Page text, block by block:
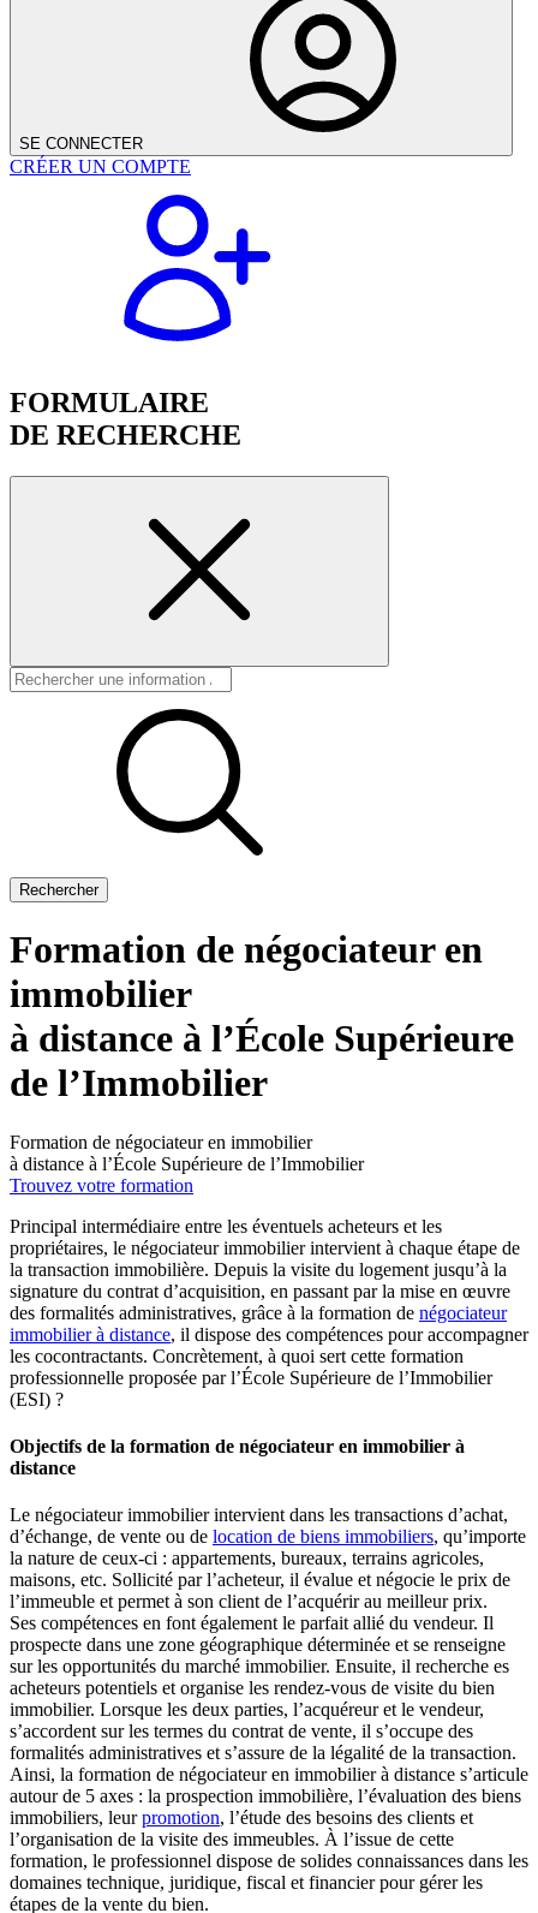
SE CONNECTER
CRÉER UN COMPTE
FORMULAIRE
DE RECHERCHE
Rechercher
Formation de négociateur en
immobilier
à distance à l’École Supérieure
de l’Immobilier
Formation de négociateur en immobilier
à distance à l’École Supérieure de l’Immobilier
Trouvez votre formation
Principal intermédiaire entre les éventuels acheteurs et les
propriétaires, le négociateur immobilier intervient à chaque étape de
la transaction immobilière. Depuis la visite du logement jusqu’à la
signature du contrat d’acquisition, en passant par la mise en œuvre
des formalités administratives, grâce à la formation de négociateur
immobilier à distance, il dispose des compétences pour accompagner
les cocontractants. Concrètement, à quoi sert cette formation
professionnelle proposée par l’École Supérieure de l’Immobilier
(ESI) ?
Objectifs de la formation de négociateur en immobilier à
distance
Le négociateur immobilier intervient dans les transactions d’achat,
d’échange, de vente ou de location de biens immobiliers, qu’importe
la nature de ceux-ci : appartements, bureaux, terrains agricoles,
maisons, etc. Sollicité par l’acheteur, il évalue et négocie le prix de
l’immeuble et permet à son client de l’acquérir au meilleur prix.
Ses compétences en font également le parfait allié du vendeur. Il
prospecte dans une zone géographique déterminée et se renseigne
sur les opportunités du marché immobilier. Ensuite, il recherche es
acheteurs potentiels et organise les rendez-vous de visite du bien
immobilier. Lorsque les deux parties, l’acquéreur et le vendeur,
s’accordent sur les termes du contrat de vente, il s’occupe des
formalités administratives et s’assure de la légalité de la transaction.
Ainsi, la formation de négociateur en immobilier à distance s’articule
autour de 5 axes : la prospection immobilière, l’évaluation des biens
immobiliers, leurpromotion, l’étude des besoins des clients et
l’organisation de la visite des immeubles. À l’issue de cette
formation, le professionnel dispose de solides connaissances dans les
domaines technique, juridique, fiscal et financier pour gérer les
étapes de la vente du bien.